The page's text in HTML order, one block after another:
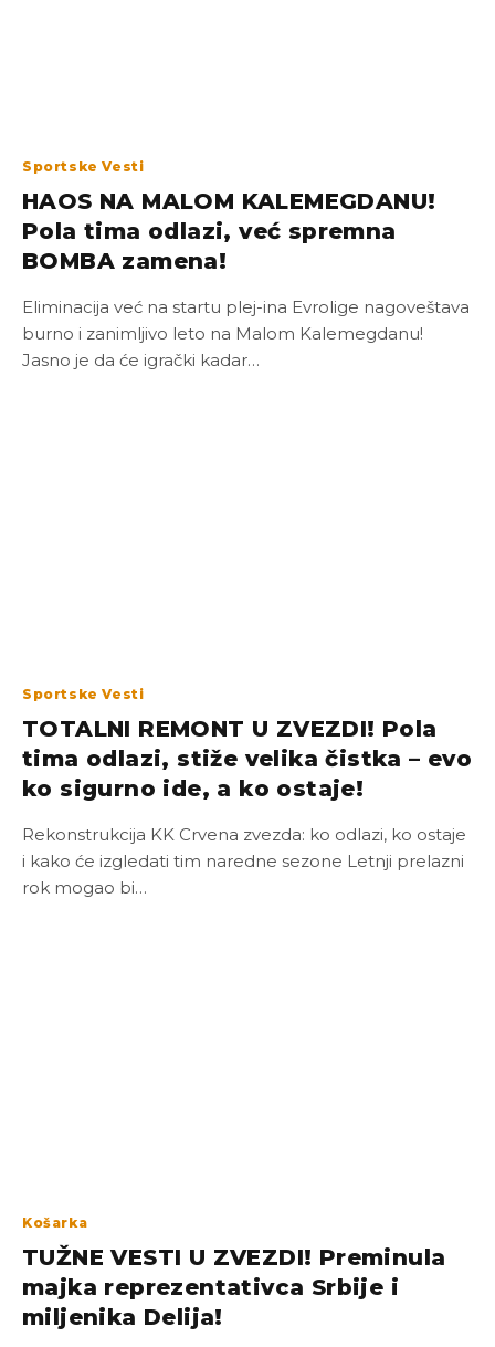
Sportske Vesti
HAOS NA MALOM KALEMEGDANU!
Pola tima odlazi, već spremna
BOMBA zamena!
Eliminacija već na startu plej-ina Evrolige nagoveštava
burno i zanimljivo leto na Malom Kalemegdanu!
Jasno je da će igrački kadar…
Sportske Vesti
TOTALNI REMONT U ZVEZDI! Pola
tima odlazi, stiže velika čistka – evo
ko sigurno ide, a ko ostaje!
Rekonstrukcija KK Crvena zvezda: ko odlazi, ko ostaje
i kako će izgledati tim naredne sezone Letnji prelazni
rok mogao bi…
Košarka
TUŽNE VESTI U ZVEZDI! Preminula
majka reprezentativca Srbije i
miljenika Delija!